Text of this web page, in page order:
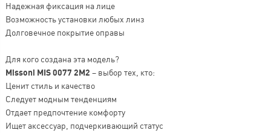
Надежная фиксация на лице
Возможность установки любых линз
Долговечное покрытие оправы
Для кого создана эта модель?
Missoni MIS 0077 2M2 – выбор тех, кто:
Ценит стиль и качество
Следует модным тенденциям
Отдает предпочтение комфорту
Ищет аксессуар, подчеркивающий статус